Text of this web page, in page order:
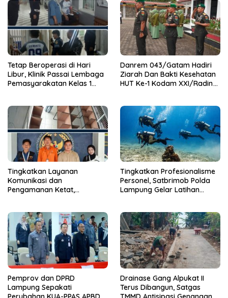
Tetap Beroperasi di Hari
Libur, Klinik Passai Lembaga
Pemasyarakatan Kelas 1
Masyarakat 24 Jam
Danrem 043/Gatam Hadiri
Ziarah Dan Bakti Kesehatan
HUT Ke-1 Kodam XXI/Radin
Tingkatkan Layanan
Komunikasi dan
Pengamanan Ketat,
Tambah Wartelsuspas Serta
Pasang Kamera Pengawas
Tingkatkan Profesionalisme
Personel, Satbrimob Polda
Lampung Gelar Latihan
Pemprov dan DPRD
Lampung Sepakati
Drainase Gang Alpukat II
Terus Dibangun, Satgas